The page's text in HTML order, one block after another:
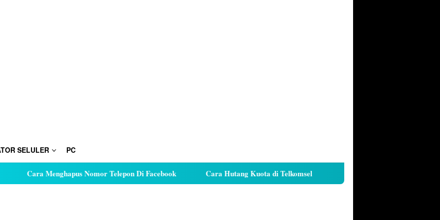
SELULER PC
Cara Menghapus Nomor Telepon Di Facebook Cara Hutang Kuota di Telkomsel